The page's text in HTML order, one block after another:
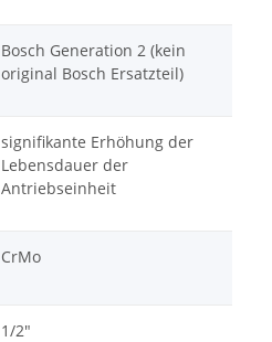
Bosch Generation 2 (kein
original Bosch Ersatzteil)
signifikante Erhöhung der
Lebensdauer der
Antriebseinheit
CrMo
1/2"